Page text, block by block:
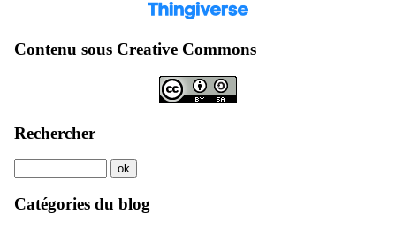
Contenu sous Creative Commons
Rechercher
Catégories du blog